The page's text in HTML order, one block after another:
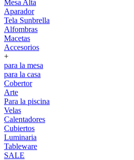
Mesa Alta
Aparador
Tela Sunbrella
Alfombras
Macetas
Accesorios
+
para la mesa
para la casa
Cobertor
Arte
Para la piscina
Velas
Calentadores
Cubiertos
Luminaria
Tableware
SALE